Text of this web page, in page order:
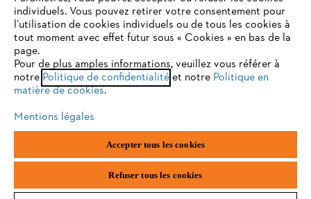
Politique de protection des données
Mentions légales Utilisation des cookies
ANDREAS STIHL NV, Veurtstraat 117, 2870 Puurs-Sint-Amands,
België/Belgique
VAT Number: BE 0427.714.768
Vous utilisez un navigateur Internet que nous ne prenons plus
en charge, et certaines fonctionnalités de notre site ne
peuvent fonctionner correctement. Pour une utilisation
optimale de notre site, nous vous recommandons de passer à
l'un des navigateurs suivants :
firefox chrome
edge
individuels. Vous pouvez retirer votre consentement pour
l’utilisation de cookies individuels ou de tous les cookies à
tout moment avec effet futur sous « Cookies » en bas de la
page.
Pour de plus amples informations, veuillez vous référer à
notre Politique de confidentialitéet notre Politique en
matière de cookies.
Mentions légales
Accepter tous les cookies
Refuser tous les cookies